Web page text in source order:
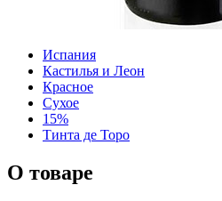
Испания
Кастилья и Леон
Красное
Сухое
15%
Тинта де Торо
О товаре